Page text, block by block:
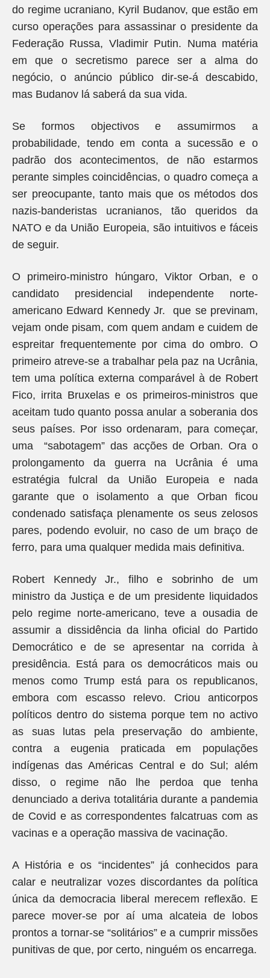
do regime ucraniano, Kyril Budanov, que estão em
curso operações para assassinar o presidente da
Federação Russa, Vladimir Putin. Numa matéria
em que o secretismo parece ser a alma do
negócio, o anúncio público dir-se-á descabido,
mas Budanov lá saberá da sua vida.
Se formos objectivos e assumirmos a
probabilidade, tendo em conta a sucessão e o
padrão dos acontecimentos, de não estarmos
perante simples coincidências, o quadro começa a
ser preocupante, tanto mais que os métodos dos
nazis-banderistas ucranianos, tão queridos da
NATO e da União Europeia, são intuitivos e fáceis
de seguir.
O primeiro-ministro húngaro, Viktor Orban, e o
candidato presidencial independente norte-
americano Edward Kennedy Jr. que se previnam,
vejam onde pisam, com quem andam e cuidem de
espreitar frequentemente por cima do ombro. O
primeiro atreve-se a trabalhar pela paz na Ucrânia,
tem uma política externa comparável à de Robert
Fico, irrita Bruxelas e os primeiros-ministros que
aceitam tudo quanto possa anular a soberania dos
seus países. Por isso ordenaram, para começar,
uma “sabotagem” das acções de Orban. Ora o
prolongamento da guerra na Ucrânia é uma
estratégia fulcral da União Europeia e nada
garante que o isolamento a que Orban ficou
condenado satisfaça plenamente os seus zelosos
pares, podendo evoluir, no caso de um braço de
ferro, para uma qualquer medida mais definitiva.
Robert Kennedy Jr., filho e sobrinho de um
ministro da Justiça e de um presidente liquidados
pelo regime norte-americano, teve a ousadia de
assumir a dissidência da linha oficial do Partido
Democrático e de se apresentar na corrida à
presidência. Está para os democráticos mais ou
menos como Trump está para os republicanos,
embora com escasso relevo. Criou anticorpos
políticos dentro do sistema porque tem no activo
as suas lutas pela preservação do ambiente,
contra a eugenia praticada em populações
indígenas das Américas Central e do Sul; além
disso, o regime não lhe perdoa que tenha
denunciado a deriva totalitária durante a pandemia
de Covid e as correspondentes falcatruas com as
vacinas e a operação massiva de vacinação.
A História e os “incidentes” já conhecidos para
calar e neutralizar vozes discordantes da política
única da democracia liberal merecem reflexão. E
parece mover-se por aí uma alcateia de lobos
prontos a tornar-se “solitários” e a cumprir missões
punitivas de que, por certo, ninguém os encarrega.